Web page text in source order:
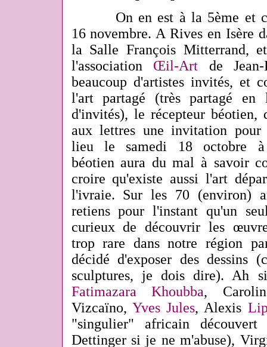
On en est à la 5ème et
16 novembre. A Rives en Isère
la Salle François Mitterrand,
l'association Œil-Art de
beaucoup d'artistes invités, et
l'art partagé (très partagé en
d'invités), le récepteur béotien,
aux lettres une invitation pour
lieu le samedi 18 octobre
béotien aura du mal à savoir
croire qu'existe aussi l'art
l'ivraie. Sur les 70 (environ)
retiens pour l'instant qu'un
curieux de découvrir les
trop rare dans notre région
décidé d'exposer des dessins
sculptures, je dois dire). Ah
Fatimazara Khoubba,
Vizcaïno, Yves Jules, Alexis
"singulier" africain
Dettinger si je ne m'abuse),